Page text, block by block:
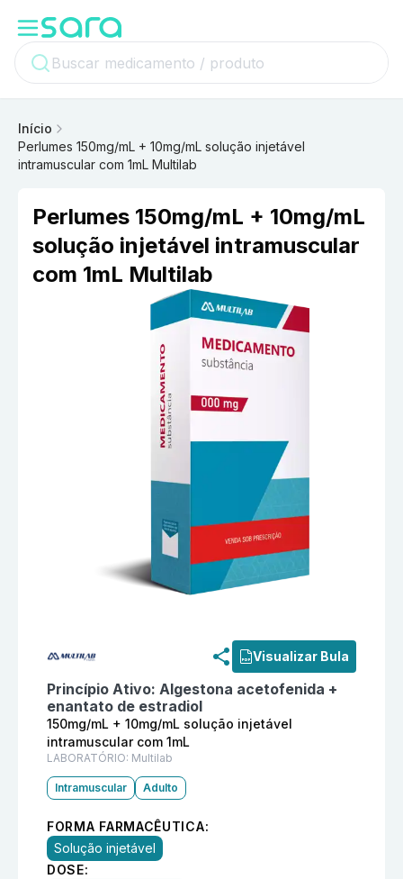
Início
Perlumes 150mg/mL + 10mg/mL solução injetável
intramuscular com 1mL Multilab
Perlumes 150mg/mL + 10mg/mL
solução injetável intramuscular
com 1mL Multilab
Visualizar Bula
Princípio Ativo: Algestona acetofenida +
enantato de estradiol
150mg/mL + 10mg/mL solução injetável
intramuscular com 1mL
LABORATÓRIO: Multilab
Intramuscular Adulto
FORMA FARMACÊUTICA:
Solução injetável
DOSE: